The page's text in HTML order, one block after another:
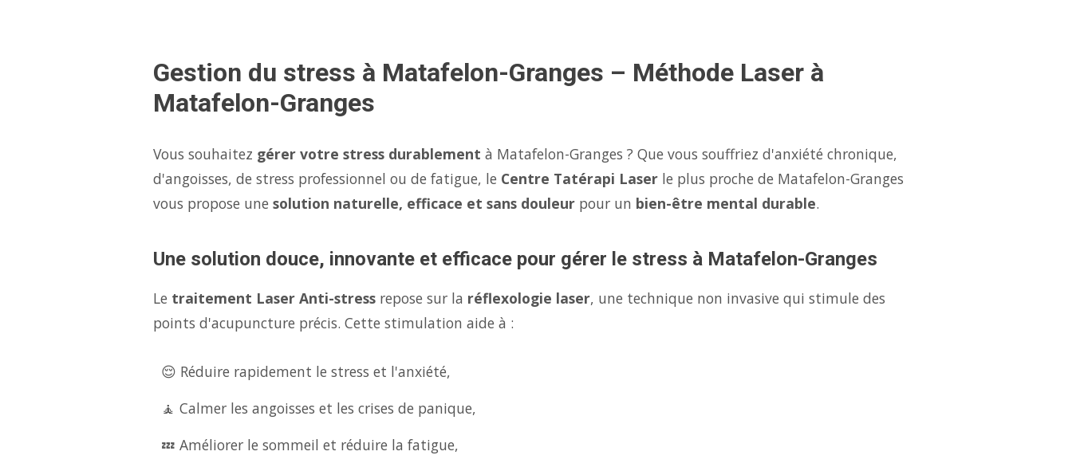
Gestion du stress à Matafelon-Granges – Méthode Laser à
Matafelon-Granges
Vous souhaitez gérer votre stress durablement à Matafelon-Granges ? Que vous souffriez d'anxiété chronique,
d'angoisses, de stress professionnel ou de fatigue, le Centre Tatérapi Laser le plus proche de Matafelon-Granges
vous propose une solution naturelle, efficace et sans douleur pour un bien-être mental durable.
Une solution douce, innovante et efficace pour gérer le stress à Matafelon-Granges
Le traitement Laser Anti-stress repose sur la réflexologie laser, une technique non invasive qui stimule des
points d'acupuncture précis. Cette stimulation aide à :
😌 Réduire rapidement le stress et l'anxiété,
🧘 Calmer les angoisses et les crises de panique,
💤 Améliorer le sommeil et réduire la fatigue,